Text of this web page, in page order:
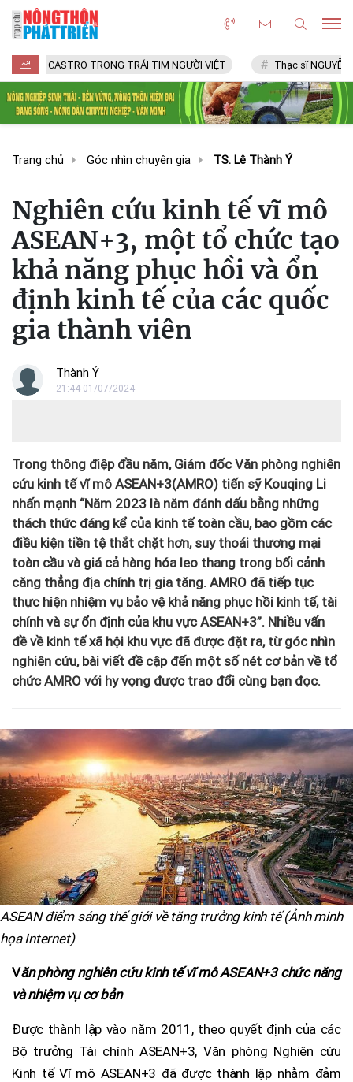
TRONG TRÁI TIM NGƯỜI VIỆT Thạc sĩ NGUYỄN VĂN CHÍ
Trang chủ Góc nhìn chuyên gia TS. Lê Thành Ý
Nghiên cứu kinh tế vĩ mô
ASEAN+3, một tổ chức tạo
khả năng phục hồi và ổn
định kinh tế của các quốc
gia thành viên
Thành Ý
21:44 01/07/2024
Trong thông điệp đầu năm, Giám đốc Văn phòng nghiên
cứu kinh tế vĩ mô ASEAN+3(AMRO) tiến sỹ Kouqing Li
nhấn mạnh “Năm 2023 là năm đánh dấu bằng những
thách thức đáng kể của kinh tế toàn cầu, bao gồm các
điều kiện tiền tệ thắt chặt hơn, suy thoái thương mại
toàn cầu và giá cả hàng hóa leo thang trong bối cảnh
căng thẳng địa chính trị gia tăng. AMRO đã tiếp tục
thực hiện nhiệm vụ bảo vệ khả năng phục hồi kinh tế, tài
chính và sự ổn định của khu vực ASEAN+3”. Nhiều vấn
đề về kinh tế xã hội khu vực đã được đặt ra, từ góc nhìn
nghiên cứu, bài viết đề cập đến một số nét cơ bản về tổ
chức AMRO với hy vọng được trao đổi cùng bạn đọc.
ASEAN điểm sáng thế giới về tăng trưởng kinh tế (Ảnh minh
họa Internet)
Văn phòng nghiên cứu kinh tế vĩ mô ASEAN+3 chức năng
và nhiệm vụ cơ bản
Được thành lập vào năm 2011, theo quyết định của các
Bộ trưởng Tài chính ASEAN+3, Văn phòng Nghiên cứu
Kinh tế Vĩ mô ASEAN+3 đã được thành lập nhằm đảm